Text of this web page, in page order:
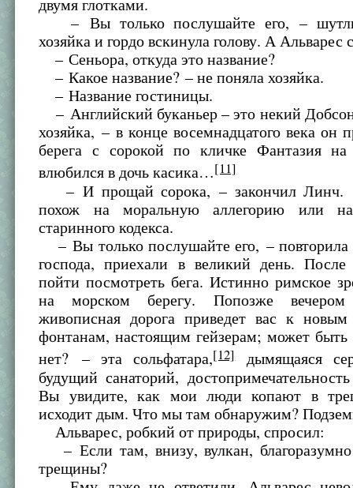
двумя глотками.
– Вы только послушайте его, –
хозяйка и гордо вскинула голову. А Альварес
– Сеньора, откуда это название?
– Какое название? – не поняла хозяйка.
– Название гостиницы.
– Английский буканьер – это некий
хозяйка, – в конце восемнадцатого века он
берега с сорокой по кличке Фантазия
влюбился в дочь касика…[11]
– И прощай сорока, – закончил Линч.
похож на моральную аллегорию или
старинного кодекса.
– Вы только послушайте его, –
господа, приехали в великий день.
пойти посмотреть бега. Истинно римское
на морском берегу. Попозже
живописная дорога приведет вас к
фонтанам, настоящим гейзерам; может
нет? – эта сольфатара,[12]дымящаяся
будущий санаторий,
Вы увидите, как мои люди копают в
исходит дым. Что мы там обнаружим?
Альварес, робкий от природы, спросил:
– Если там, внизу, вулкан,
трещины?